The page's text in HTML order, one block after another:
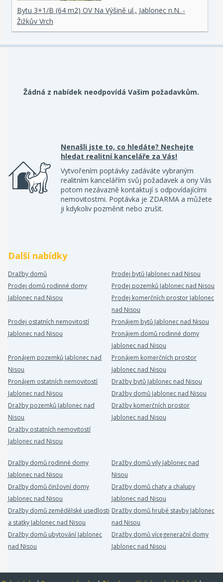
Bytu 3+1/B (64 m2) OV Na Výšině ul., Jablonec n.N. -
Žižkův Vrch
Žádná z nabídek neodpovídá Vašim požadavkům.
Nenašli jste to, co hledáte? Nechejte
hledat realitní kanceláře za Vás!
Vytvořením poptávky zadáváte vybraným
realitním kancelářím svůj požadavek a ony Vás
potom nezávazně kontaktují s odpovídajícími
nemovitostmi. Poptávka je ZDARMA a můžete
ji kdykoliv pozměnit nebo zrušit.
Další nabídky
Dražby domů
Prodej bytů Jablonec nad Nisou
Prodej domů rodinné domy
Jablonec nad Nisou
Prodej pozemků Jablonec nad Nisou
Prodej komerčních prostor Jablonec
nad Nisou
Prodej ostatních nemovitostí
Jablonec nad Nisou
Pronájem bytů Jablonec nad Nisou
Pronájem domů rodinné domy
Jablonec nad Nisou
Pronájem pozemků Jablonec nad
Nisou
Pronájem komerčních prostor
Jablonec nad Nisou
Pronájem ostatních nemovitostí
Jablonec nad Nisou
Dražby bytů Jablonec nad Nisou
Dražby domů Jablonec nad Nisou
Dražby pozemků Jablonec nad
Nisou
Dražby komerčních prostor
Jablonec nad Nisou
Dražby ostatních nemovitostí
Jablonec nad Nisou
Dražby domů rodinné domy
Jablonec nad Nisou
Dražby domů vily Jablonec nad
Nisou
Dražby domů činžovní domy
Jablonec nad Nisou
Dražby domů chaty a chalupy
Jablonec nad Nisou
Dražby domů zemědělské usedlosti
a statky Jablonec nad Nisou
Dražby domů hrubé stavby Jablonec
nad Nisou
Dražby domů ubytování Jablonec
nad Nisou
Dražby domů vícegenerační domy
Jablonec nad Nisou